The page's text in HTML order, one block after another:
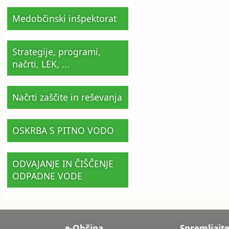
Medobčinski inšpektorat
Strategije, programi,
načrti, LEK, ...
Načrti zaščite in reševanja
OSKRBA S PITNO VODO
ODVAJANJE IN ČIŠČENJE
ODPADNE VODE